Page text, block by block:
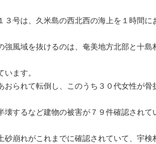
３号は、久米島の西北西の海上を１時間に
強風域を抜けるのは、奄美地方北部と十
ます。
られて転倒し、このうち３０代女性が骨
壊するなど建物の被害が７９件確認され
砂崩れがこれまでに確認されていて、宇